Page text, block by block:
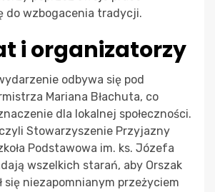
do wzbogacenia tradycji.
i organizatorzy
odbywa się pod
Mariana Błachuta, co
dla lokalnej społeczności.
Stowarzyszenie Przyjazny
Podstawowa im. ks. Józefa
wszelkich starań, aby Orszak
się niezapomnianym przeżyciem